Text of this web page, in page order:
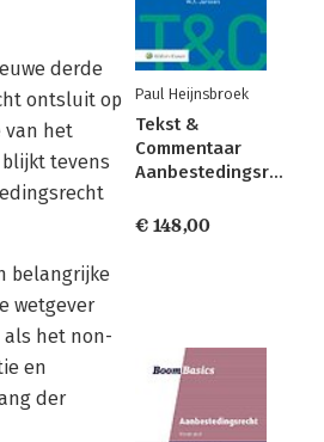
derde
ontsluit op
van het
tevens
belangrijke
wetgever
als het non-
en
der
Paul Heijnsbroek
Tekst &
Commentaar
Aanbestedingsrecht
€ 148,00